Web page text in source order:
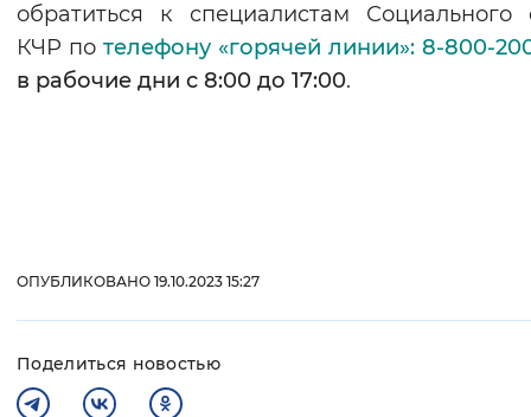
обратиться к специалистам Социального
КЧР по телефону «горячей линии»: 8-800-
в рабочие дни с 8:00 до 17:00.
ОПУБЛИКОВАНО 19.10.2023 15:27
Поделиться новостью